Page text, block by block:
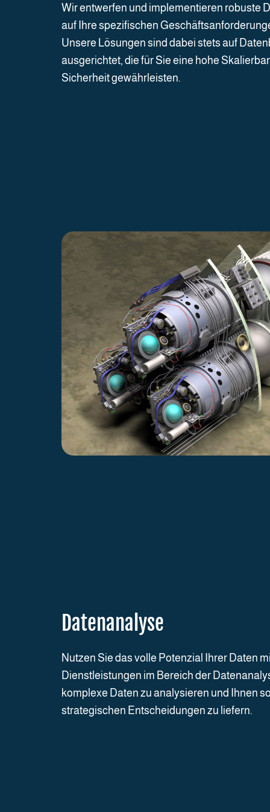
Wir entwerfen und implementieren robuste
auf Ihre spezifischen
Unsere Lösungen sind dabei stets auf
ausgerichtet, die für Sie eine hohe
Sicherheit gewährleisten.
Datenanalyse
Nutzen Sie das volle Potenzial Ihrer Daten
Dienstleistungen im Bereich der
komplexe Daten zu analysieren und Ihnen
strategischen Entscheidungen zu liefern.